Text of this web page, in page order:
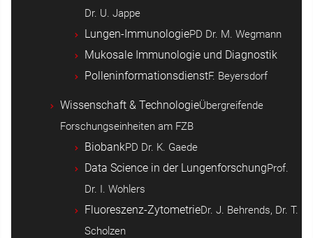
Dr. U. Jappe
Lungen-ImmunologiePD Dr. M. Wegmann
Mukosale Immunologie und Diagnostik
PolleninformationsdienstF. Beyersdorf
Wissenschaft & TechnologieÜbergreifende
Forschungseinheiten am FZB
BiobankPD Dr. K. Gaede
Data Science in der LungenforschungProf.
Dr. I. Wohlers
Fluoreszenz-ZytometrieDr. J. Behrends, Dr. T.
Scholzen